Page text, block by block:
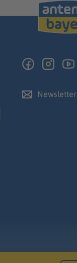
Newsletter